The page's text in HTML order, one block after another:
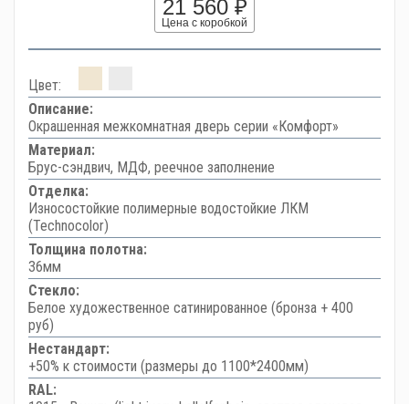
21 560 ₽
Цена с коробкой
Цвет:
Описание:
Окрашенная межкомнатная дверь серии «Комфорт»
Материал:
Брус-сэндвич, МДФ, реечное заполнение
Отделка:
Износостойкие полимерные водостойкие ЛКМ
(Technocolor)
Толщина полотна:
36мм
Стекло:
Белое художественное сатинированное (бронза + 400
руб)
Нестандарт:
+50% к стоимости (размеры до 1100*2400мм)
RAL: